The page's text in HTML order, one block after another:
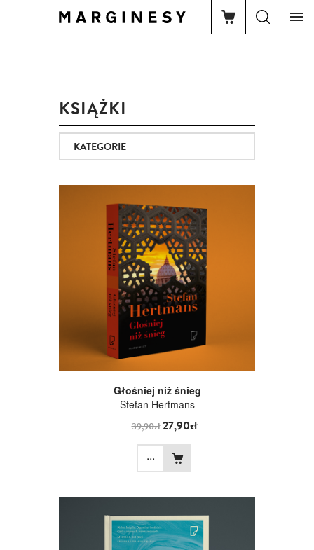
KSIĄŻKI
KATEGORIE
Głośniej niż śnieg
Stefan Hertmans
39,90zł27,90zł
...